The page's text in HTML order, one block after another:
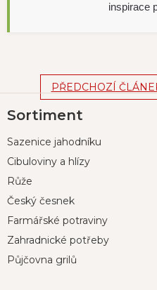
inspirace
PŘEDCHOZÍ
á
a
Sortiment
Sazenice jahodníku
Cibuloviny a hlízy
Růže
Český česnek
Farmářské potraviny
Zahradnické potřeby
Půjčovna grilů